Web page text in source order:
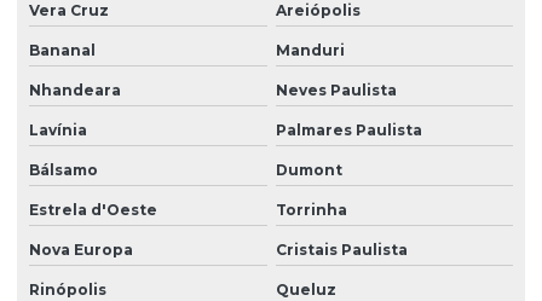
Vera Cruz Areiópolis
Bananal Manduri
Nhandeara Neves Paulista
Lavínia Palmares Paulista
Bálsamo Dumont
Estrela d'Oeste Torrinha
Nova Europa Cristais Paulista
Rinópolis Queluz